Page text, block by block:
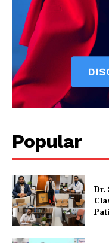
Popular
Dr.